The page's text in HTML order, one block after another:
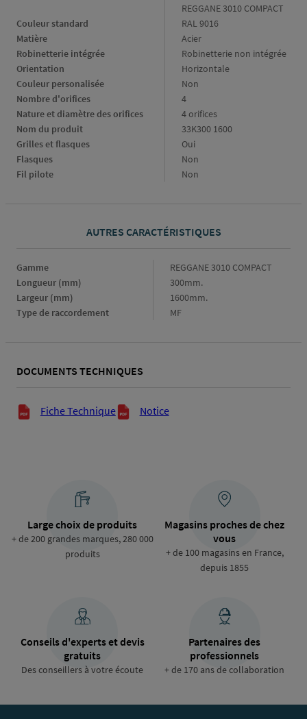
REGGANE 3010 COMPACT
Couleur standard
RAL 9016
Matière
Acier
Robinetterie intégrée
Robinetterie non intégrée
Orientation
Horizontale
Couleur personalisée
Non
Nombre d'orifices
4
Nature et diamètre des orifices
4 orifices
Nom du produit
33K300 1600
Grilles et flasques
Oui
Flasques
Non
Fil pilote
Non
AUTRES CARACTÉRISTIQUES
Gamme Gamme
REGGANE 3010 COMPACT
Longueur (mm)
Longueur
(mm)
300mm.
Largeur (mm)
Largeur
(mm)
1600mm.
Type de raccordement
Type
MF
DOCUMENTS TECHNIQUES
Documents techniques
Fiche Technique Notice
Large choix de produits
+ de 200 grandes marques, 280 000
produits
Magasins proches de chez
vous
+ de 100 magasins en France,
depuis 1855
Conseils d'experts et devis
gratuits
Des conseillers à votre écoute
Partenaires des
professionnels
+ de 170 ans de collaboration